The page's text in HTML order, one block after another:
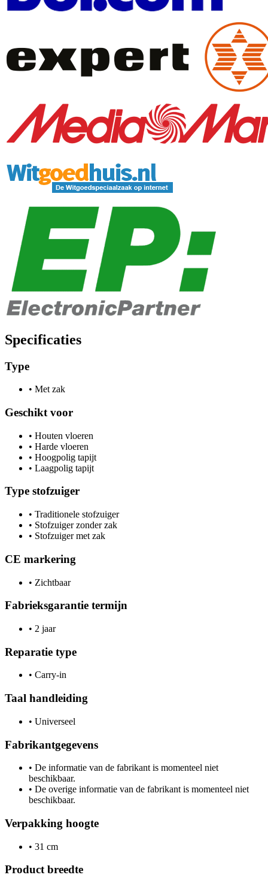
Specificaties
Type
• Met zak
Geschikt voor
• Houten vloeren
• Harde vloeren
• Hoogpolig tapijt
• Laagpolig tapijt
Type stofzuiger
• Traditionele stofzuiger
• Stofzuiger zonder zak
• Stofzuiger met zak
CE markering
• Zichtbaar
Fabrieksgarantie termijn
• 2 jaar
Reparatie type
• Carry-in
Taal handleiding
• Universeel
Fabrikantgegevens
• De informatie van de fabrikant is momenteel niet
beschikbaar.
• De overige informatie van de fabrikant is momenteel niet
beschikbaar.
Verpakking hoogte
• 31 cm
Product breedte